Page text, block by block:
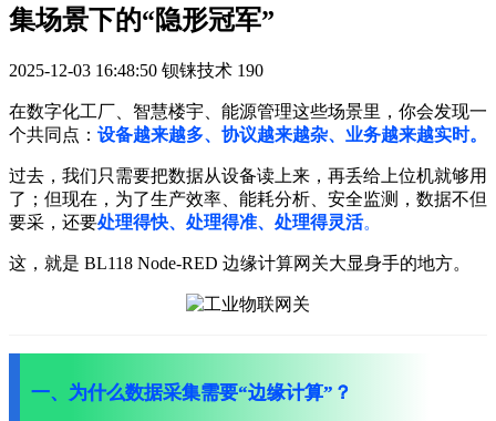
集场景下的“隐形冠军”
2025-12-03 16:48:50 钡铼技术 190
在数字化工厂、智慧楼宇、能源管理这些场景里，你会发现一
个共同点： 设备越来越多、协议越来越杂、业务越来越实时。
过去，我们只需要把数据从设备读上来，再丢给上位机就够用
了；但现在，为了生产效率、能耗分析、安全监测，数据不但
要采，还要处理得快、处理得准、处理得灵活。
这，就是 BL118 Node-RED 边缘计算网关大显身手的地方。
一、为什么数据采集需要“边缘计算”？